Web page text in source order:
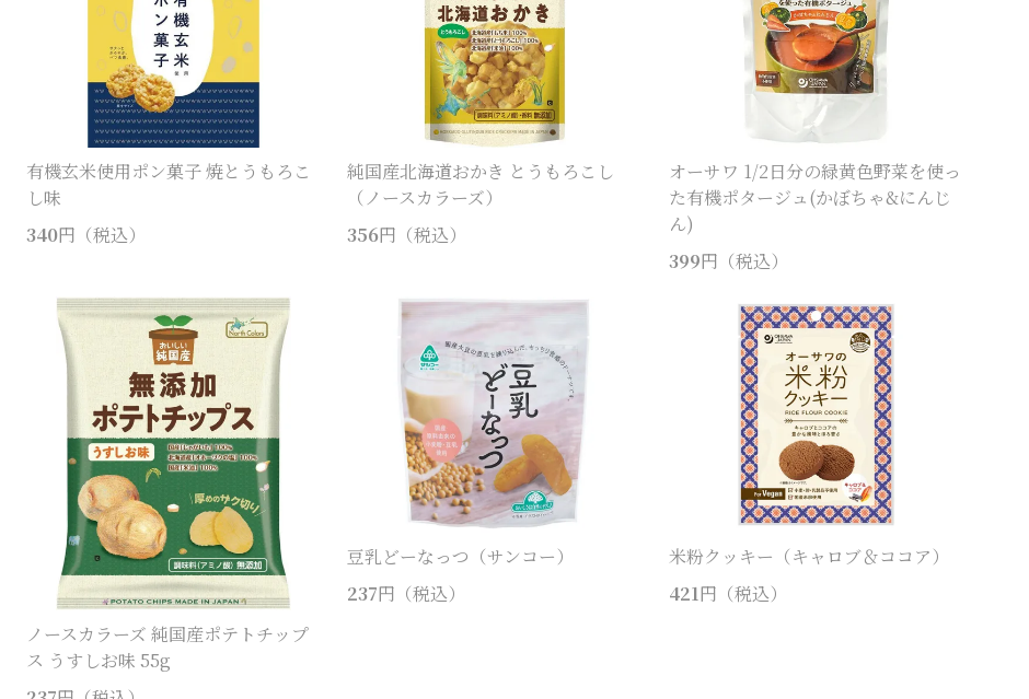
有機玄米使用ポン菓子 焼とうもろこ
し味
340円（税込）
純国産北海道おかき とうもろこし
（ノースカラーズ）
356円（税込）
オーサワ 1/2日分の緑黄色野菜を使っ
た有機ポタージュ(かぼちゃ&にんじ
ん)
399円（税込）
ノースカラーズ 純国産ポテトチップ
ス うすしお味 55g
豆乳どーなっつ（サンコー）
237円（税込）
米粉クッキー（キャロブ＆ココア）
421円（税込）